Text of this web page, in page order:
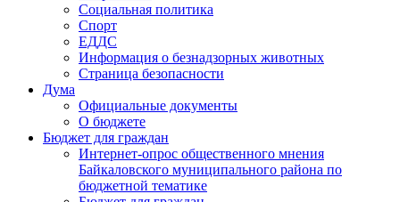
Социальная политика
Спорт
ЕДДС
Информация о безнадзорных животных
Страница безопасности
Дума
Официальные документы
О бюджете
Бюджет для граждан
Интернет-опрос общественного мнения
Байкаловского муниципального района по
бюджетной тематике